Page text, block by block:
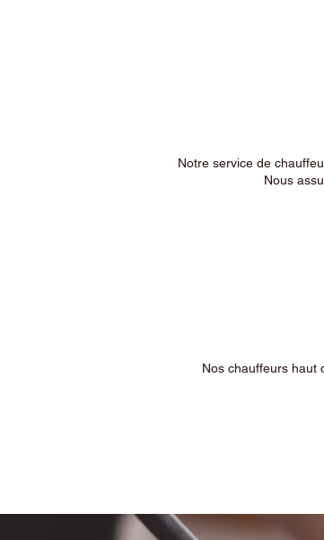
Notre service de
Nous
Nos chauffeurs haut